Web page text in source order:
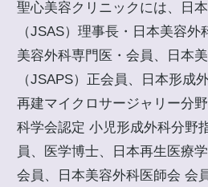
聖心美容クリニックには、日
（JSAS）理事長・日本美容
美容外科専門医・会員、日本
（JSAPS）正会員、日本形成
再建マイクロサージャリー分
科学会認定 小児形成外科分野
員、医学博士、日本再生医療
会員、日本美容外科医師会 会